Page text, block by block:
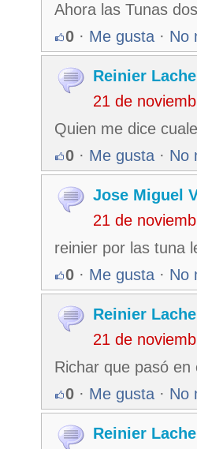
Ahora las Tunas
0 · Me gusta · No
Reinier
21 de
Quien me dice
0 · Me gusta · No
Jose Miguel
21 de
reinier por las tuna
0 · Me gusta · No
Reinier
21 de
Richar que pasó en
0 · Me gusta · No
Reinier